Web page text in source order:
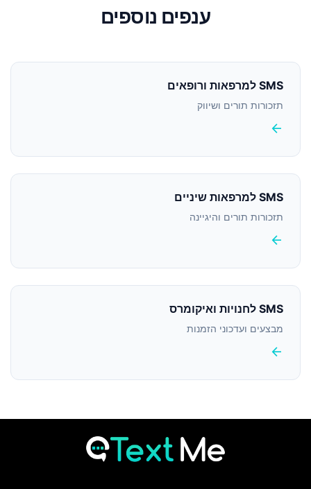
ענפים נוספים
SMS למרפאות ורופאים
תזכורות תורים ושיווק
arrow_back
SMS למרפאות שיניים
תזכורות תורים והיגיינה
arrow_back
SMS לחנויות ואיקומרס
מבצעים ועדכוני הזמנות
arrow_back